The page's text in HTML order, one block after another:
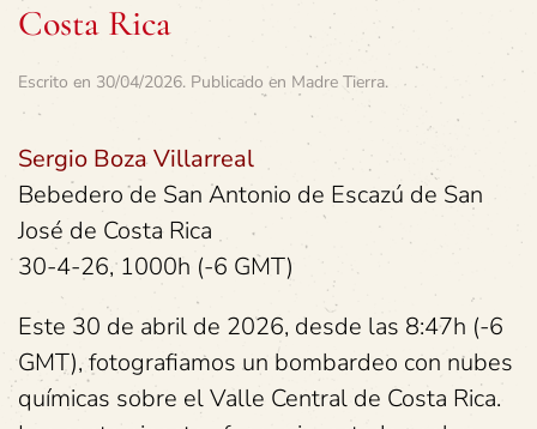
Costa Rica
Escrito en 30/04/2026. Publicado en Madre Tierra.
Sergio Boza Villarreal
Bebedero de San Antonio de Escazú de San
José de Costa Rica
30-4-26, 1000h (-6 GMT)
Este 30 de abril de 2026, desde las 8:47h (-6
GMT), fotografiamos un bombardeo con nubes
químicas sobre el Valle Central de Costa Rica.